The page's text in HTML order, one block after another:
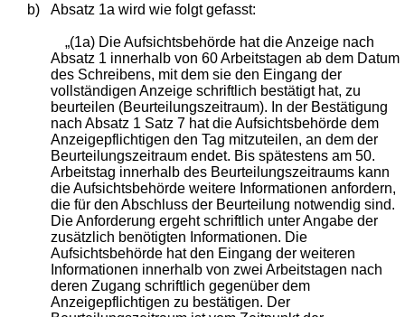
b) Absatz 1a wird wie folgt gefasst:
„(1a) Die Aufsichtsbehörde hat die Anzeige nach
Absatz 1 innerhalb von 60 Arbeitstagen ab dem Datum
des Schreibens, mit dem sie den Eingang der
vollständigen Anzeige schriftlich bestätigt hat, zu
beurteilen (Beurteilungszeitraum). In der Bestätigung
nach Absatz 1 Satz 7 hat die Aufsichtsbehörde dem
Anzeigepflichtigen den Tag mitzuteilen, an dem der
Beurteilungszeitraum endet. Bis spätestens am 50.
Arbeitstag innerhalb des Beurteilungszeitraums kann
die Aufsichtsbehörde weitere Informationen anfordern,
die für den Abschluss der Beurteilung notwendig sind.
Die Anforderung ergeht schriftlich unter Angabe der
zusätzlich benötigten Informationen. Die
Aufsichtsbehörde hat den Eingang der weiteren
Informationen innerhalb von zwei Arbeitstagen nach
deren Zugang schriftlich gegenüber dem
Anzeigepflichtigen zu bestätigen. Der